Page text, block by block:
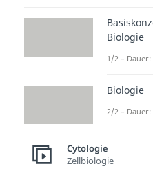
Video
Wenn
wie bei
Biologie
1/2 – Dauer:
Biologie
2/2 – Dauer:
Cytologie
Zellbiologie